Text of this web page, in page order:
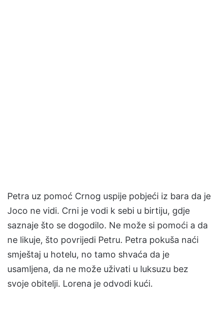
Petra uz pomoć Crnog uspije pobjeći iz bara da je
Joco ne vidi. Crni je vodi k sebi u birtiju, gdje
saznaje što se dogodilo. Ne može si pomoći a da
ne likuje, što povrijedi Petru. Petra pokuša naći
smještaj u hotelu, no tamo shvaća da je
usamljena, da ne može uživati u luksuzu bez
svoje obitelji. Lorena je odvodi kući.